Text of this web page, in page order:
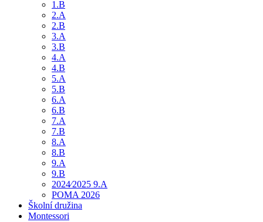
1.B
2.A
2.B
3.A
3.B
4.A
4.B
5.A
5.B
6.A
6.B
7.A
7.B
8.A
8.B
9.A
9.B
2024⁄2025 9.A
POMA 2026
Školní družina
Montessori